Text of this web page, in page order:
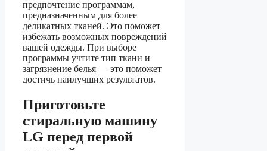
предпочтение программам,
предназначенным для более
деликатных тканей. Это поможет
избежать возможных повреждений
вашей одежды. При выборе
программы учтите тип ткани и
загрязнение белья — это поможет
достичь наилучших результатов.
Приготовьте
стиральную машину
LG перед первой